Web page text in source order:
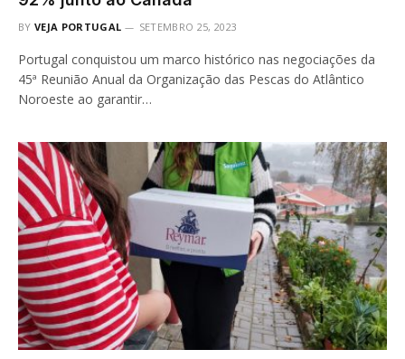
BY VEJA PORTUGAL SETEMBRO 25, 2023
Portugal conquistou um marco histórico nas negociações da
45ª Reunião Anual da Organização das Pescas do Atlântico
Noroeste ao garantir…